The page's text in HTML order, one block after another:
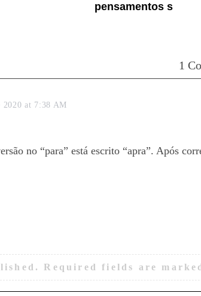
pensamentos s
1
2020 at 7:38 AM
no “para” está escrito “apra”. Após
Required fields are